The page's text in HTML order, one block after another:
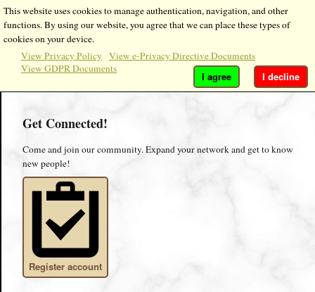
Get Connected!
Come and join our community. Expand your network and get to know
new people!
Register account
This website uses cookies to manage authentication, navigation, and other
functions. By using our website, you agree that we can place these types of
cookies on your device.
View Privacy Policy
View e-Privacy Directive Documents
View GDPR Documents
I decline
I agree